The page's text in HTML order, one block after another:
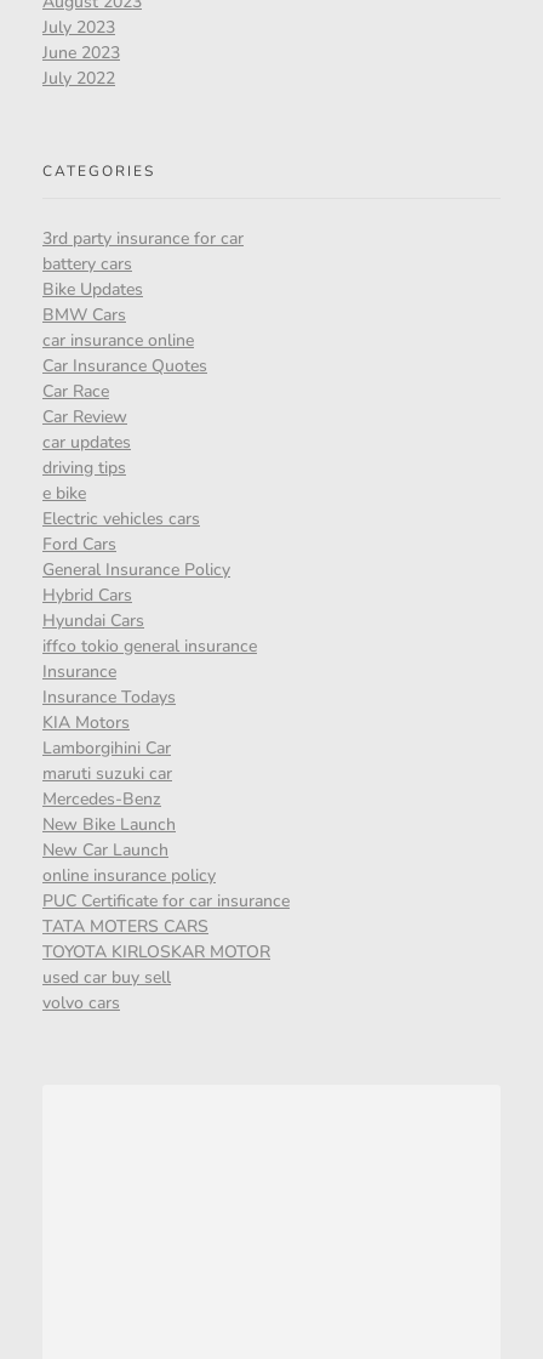
July 2023
June 2023
July 2022
CATEGORIES
3rd party insurance for car
battery cars
Bike Updates
BMW Cars
car insurance online
Car Insurance Quotes
Car Race
Car Review
car updates
driving tips
e bike
Electric vehicles cars
Ford Cars
General Insurance Policy
Hybrid Cars
Hyundai Cars
iffco tokio general insurance
Insurance
Insurance Todays
KIA Motors
Lamborgihini Car
maruti suzuki car
Mercedes-Benz
New Bike Launch
New Car Launch
online insurance policy
PUC Certificate for car insurance
TATA MOTERS CARS
TOYOTA KIRLOSKAR MOTOR
used car buy sell
volvo cars